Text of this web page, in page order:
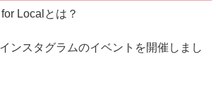
Localとは？
ンスタグラムのイベントを開催しまし